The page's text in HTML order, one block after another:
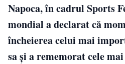
Napoca, în cadrul Sports
mondial a declarat că
încheierea celui mai
sa și a rememorat cele